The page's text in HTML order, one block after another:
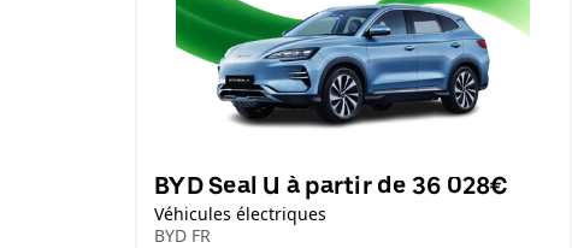
BYD Seal U à partir de 36 028€
Véhicules électriques
BYD FR